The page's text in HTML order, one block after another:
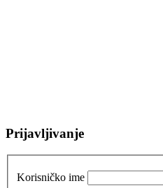
Prijavljivanje
Korisničko ime